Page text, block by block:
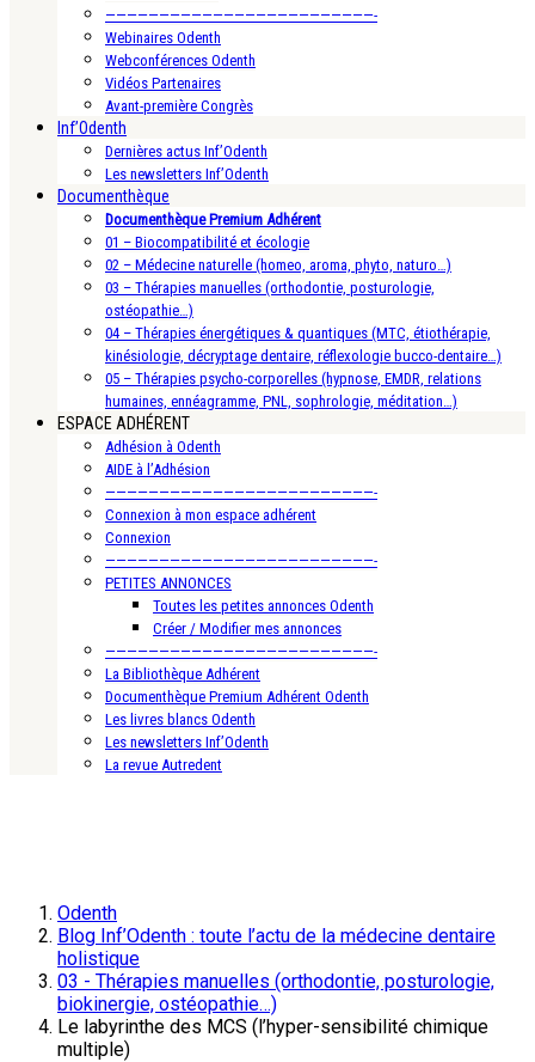
—————————————————————————-
Webinaires Odenth
Webconférences Odenth
Vidéos Partenaires
Avant-première Congrès
Inf’Odenth
Dernières actus Inf’Odenth
Les newsletters Inf’Odenth
Documenthèque
Documenthèque Premium Adhérent
01 – Biocompatibilité et écologie
02 – Médecine naturelle (homeo, aroma, phyto, naturo…)
03 – Thérapies manuelles (orthodontie, posturologie,
ostéopathie…)
04 – Thérapies énergétiques & quantiques (MTC, étiothérapie,
kinésiologie, décryptage dentaire, réflexologie bucco-dentaire…)
05 – Thérapies psycho-corporelles (hypnose, EMDR, relations
humaines, ennéagramme, PNL, sophrologie, méditation…)
ESPACE ADHÉRENT
Adhésion à Odenth
AIDE à l’Adhésion
—————————————————————————-
Connexion à mon espace adhérent
Connexion
—————————————————————————-
PETITES ANNONCES
Toutes les petites annonces Odenth
Créer / Modifier mes annonces
—————————————————————————-
La Bibliothèque Adhérent
Documenthèque Premium Adhérent Odenth
Les livres blancs Odenth
Les newsletters Inf’Odenth
La revue Autredent
Odenth
Blog Inf’Odenth : toute l’actu de la médecine dentaire
holistique
03 - Thérapies manuelles (orthodontie, posturologie,
biokinergie, ostéopathie…)
Le labyrinthe des MCS (l’hyper-sensibilité chimique
multiple)